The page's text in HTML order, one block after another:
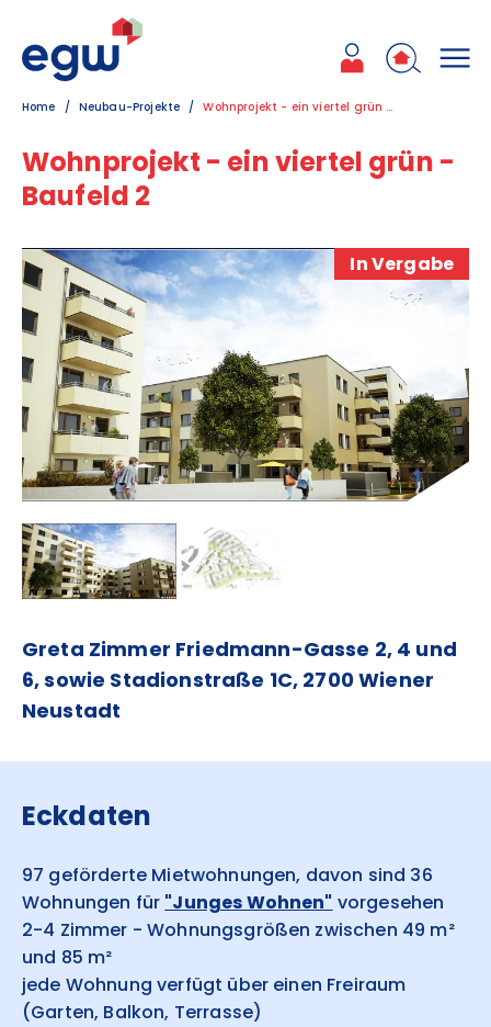
Zum Inhalt
Zum Hauptmenü
Zum Kontakt
Home Neubau-Projekte Wohnprojekt - ein viertel grün - Baufeld 2
Wohnprojekt - ein viertel grün -
Baufeld 2
In Vergabe
Greta Zimmer Friedmann-Gasse 2, 4 und
6, sowie Stadionstraße 1C, 2700 Wiener
Neustadt
Eckdaten
97 geförderte Mietwohnungen, davon sind 36
Wohnungen für "Junges Wohnen" vorgesehen
2-4 Zimmer - Wohnungsgrößen zwischen 49 m²
und 85 m²
jede Wohnung verfügt über einen Freiraum
(Garten, Balkon, Terrasse)